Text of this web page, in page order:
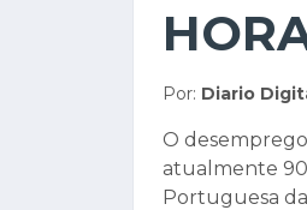
Por: Diario
O
atualmente 90
Portuguesa